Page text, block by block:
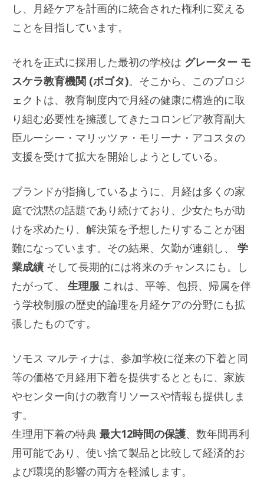
し、月経ケアを計画的に統合された権利に変える
ことを目指しています。
それを正式に採用した最初の学校は グレーター モ
スケラ教育機関 (ボゴタ)。そこから、このプロジ
ェクトは、教育制度内で月経の健康に構造的に取
り組む必要性を擁護してきたコロンビア教育副大
臣ルーシー・マリッツァ・モリーナ・アコスタの
支援を受けて拡大を開始しようとしている。
ブランドが指摘しているように、月経は多くの家
庭で沈黙の話題であり続けており、少女たちが助
けを求めたり、解決策を予想したりすることが困
難になっています。その結果、欠勤が連鎖し、 学
業成績 そして長期的には将来のチャンスにも。し
たがって、 生理服 これは、平等、包摂、帰属を伴
う学校制服の歴史的論理を月経ケアの分野にも拡
張したものです。
ソモス マルティナは、参加学校に従来の下着と同
等の価格で月経用下着を提供するとともに、家族
やセンター向けの教育リソースや情報も提供しま
す。
生理用下着の特典 最大12時間の保護、数年間再利
用可能であり、使い捨て製品と比較して経済的お
よび環境的影響の両方を軽減します。